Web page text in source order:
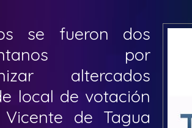
se fueron dos
por
altercados
local de votación
de Tagua